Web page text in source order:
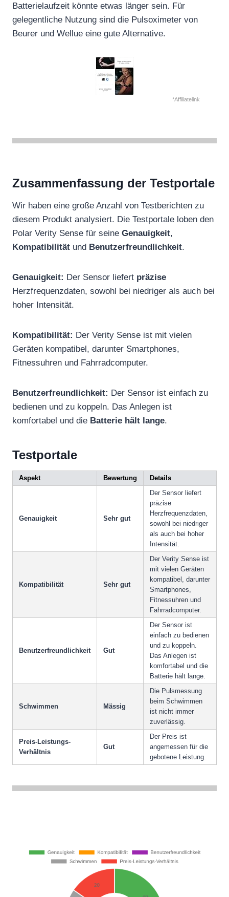
Batterielaufzeit könnte etwas länger sein. Für
gelegentliche Nutzung sind die Pulsoximeter von
Beurer und Wellue eine gute Alternative.
*Affiliatelink
Zusammenfassung der Testportale
Wir haben eine große Anzahl von Testberichten zu
diesem Produkt analysiert. Die Testportale loben den
Polar Verity Sense für seine Genauigkeit,
Kompatibilität und Benutzerfreundlichkeit.
Genauigkeit: Der Sensor liefert präzise
Herzfrequenzdaten, sowohl bei niedriger als auch bei
hoher Intensität.
Kompatibilität: Der Verity Sense ist mit vielen
Geräten kompatibel, darunter Smartphones,
Fitnessuhren und Fahrradcomputer.
Benutzerfreundlichkeit: Der Sensor ist einfach zu
bedienen und zu koppeln. Das Anlegen ist
komfortabel und die Batterie hält lange.
Testportale
Aspekt Bewertung Details
Genauigkeit Sehr gut
Der Sensor liefert
präzise
Herzfrequenzdaten,
sowohl bei niedriger
als auch bei hoher
Intensität.
Kompatibilität Sehr gut
Der Verity Sense ist
mit vielen Geräten
kompatibel, darunter
Smartphones,
Fitnessuhren und
Fahrradcomputer.
Benutzerfreundlichkeit Gut
Der Sensor ist
einfach zu bedienen
und zu koppeln.
Das Anlegen ist
komfortabel und die
Batterie hält lange.
Schwimmen Mässig
Die Pulsmessung
beim Schwimmen
ist nicht immer
zuverlässig.
Preis-Leistungs-
Verhältnis
Gut
Der Preis ist
angemessen für die
gebotene Leistung.